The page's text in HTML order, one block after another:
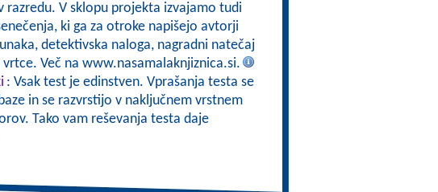
razredu. V sklopu projekta izvajamo tudi
ki ga za otroke napišejo avtorji
detektivska naloga, nagradni natečaj
Več na www.nasamalaknjiznica.si.
: Vsak test je edinstven. Vprašanja testa se
in se razvrstijo v naključnem vrstnem
Tako vam reševanja testa daje